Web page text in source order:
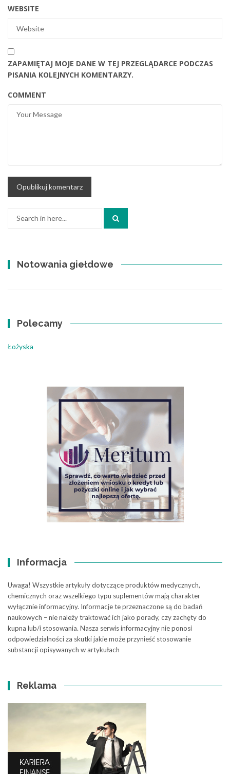
WEBSITE
ZAPAMIĘTAJ MOJE DANE W TEJ PRZEGLĄDARCE PODCZAS
PISANIA KOLEJNYCH KOMENTARZY.
COMMENT
Search
Notowania giełdowe
Polecamy
Łożyska
Informacja
Uwaga! Wszystkie artykuły dotyczące produktów medycznych,
chemicznych oraz wszelkiego typu suplementów mają charakter
wyłącznie informacyjny. Informacje te przeznaczone są do badań
naukowych – nie należy traktować ich jako porady, czy zachęty do
kupna lub/i stosowania. Nasza serwis informacyjny nie ponosi
odpowiedzialności za skutki jakie może przynieść stosowanie
substancji opisywanych w artykułach
Reklama